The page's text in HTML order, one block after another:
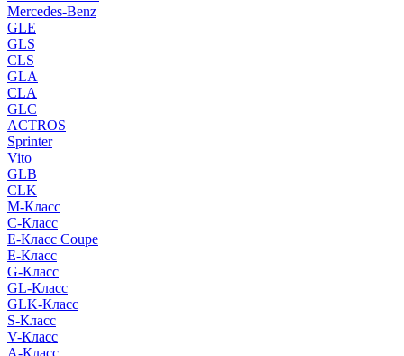
Mercedes-Benz
GLE
GLS
CLS
GLA
CLA
GLC
ACTROS
Sprinter
Vito
GLB
CLK
M-Класс
C-Класс
E-Класс Coupe
E-Класс
G-Класс
GL-Класс
GLK-Класс
S-Класс
V-Класс
A-Класс